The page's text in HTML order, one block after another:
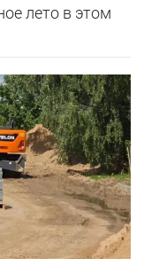
лето в этом